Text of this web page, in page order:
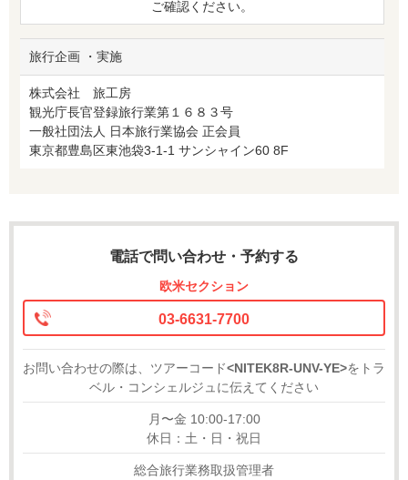
ご確認ください。
旅行企画 ・実施
株式会社 旅工房
観光庁長官登録旅行業第１６８３号
一般社団法人 日本旅行業協会 正会員
東京都豊島区東池袋3-1-1 サンシャイン60 8F
電話で問い合わせ・予約する
欧米セクション
03-6631-7700
お問い合わせの際は、ツアーコード<NITEK8R-UNV-YE>をトラ
ベル・コンシェルジュに伝えてください
月〜金 10:00-17:00
休日：土・日・祝日
総合旅行業務取扱管理者